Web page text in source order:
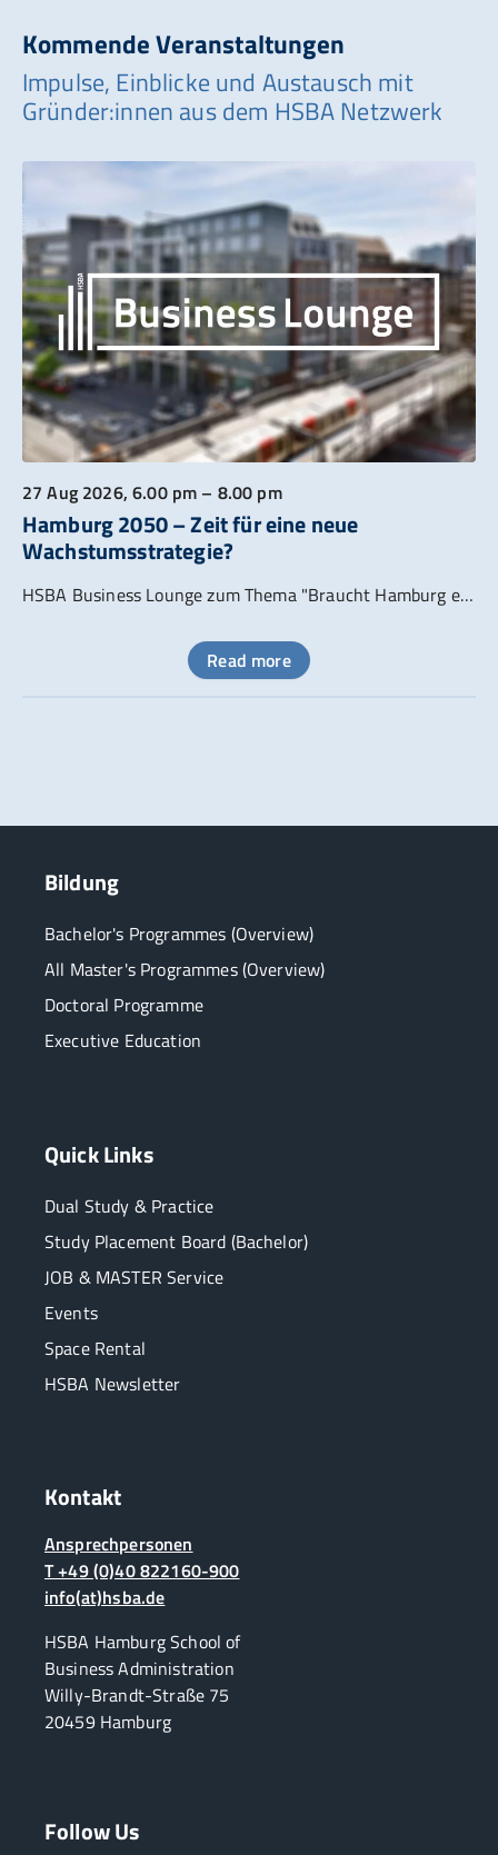
Kommende Veranstaltungen
Impulse, Einblicke und Austausch mit
Gründer:innen aus dem HSBA Netzwerk
27 Aug 2026, 6.00 pm – 8.00 pm
Hamburg 2050 – Zeit für eine neue
Wachstumsstrategie?
HSBA Business Lounge zum Thema "Braucht Hamburg eine neue Standortstrategie?"
Read more
Bildung
Bachelor's Programmes (Overview)
All Master's Programmes (Overview)
Doctoral Programme
Executive Education
Quick Links
Dual Study & Practice
Study Placement Board (Bachelor)
JOB & MASTER Service
Events
Space Rental
HSBA Newsletter
Kontakt
Ansprechpersonen
T +49 (0)40 822160-900
info(at)hsba.de
HSBA Hamburg School of
Business Administration
Willy-Brandt-Straße 75
20459 Hamburg
Follow Us